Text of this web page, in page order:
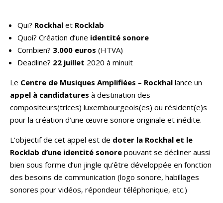
Qui? Rockhal et Rocklab
Quoi? Création d’une identité sonore
Combien? 3.000 euros (HTVA)
Deadline? 22 juillet 2020 à minuit
Le Centre de Musiques Amplifiées – Rockhal lance un
appel à candidatures à destination des
compositeurs(trices) luxembourgeois(es) ou résident(e)s
pour la création d’une œuvre sonore originale et inédite.
L’objectif de cet appel est de doter la Rockhal et le
Rocklab d’une identité sonore pouvant se décliner aussi
bien sous forme d’un jingle qu’être développée en fonction
des besoins de communication (logo sonore, habillages
sonores pour vidéos, répondeur téléphonique, etc.)